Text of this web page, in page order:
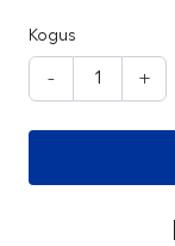
Kogus
- +